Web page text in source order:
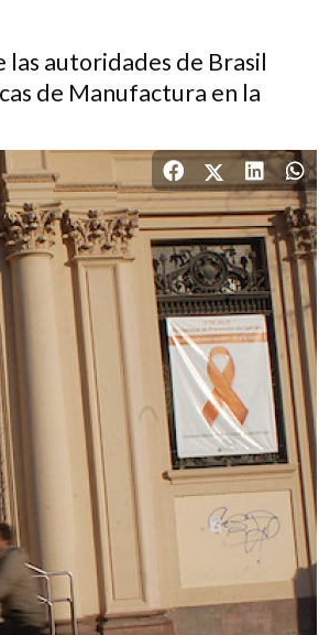
las autoridades de Brasil
de Manufactura en la